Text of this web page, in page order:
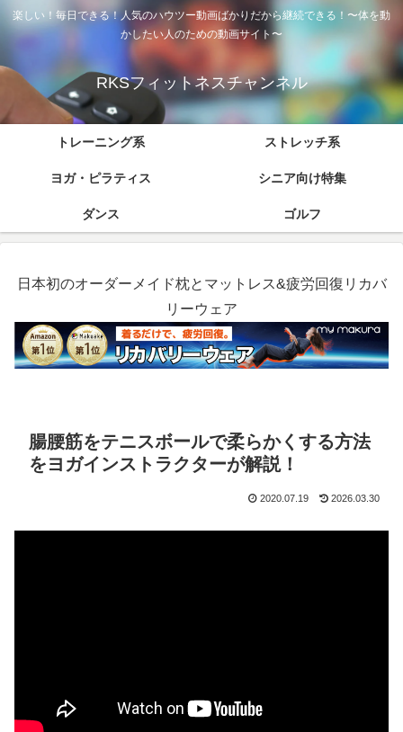
楽しい！毎日できる！人気のハウツー動画ばかりだから継続できる！〜体を動
かしたい人のための動画サイト〜
RKSフィットネスチャンネル
トレーニング系 ストレッチ系
ヨガ・ピラティス シニア向け特集
ダンス ゴルフ
日本初のオーダーメイド枕とマットレス&疲労回復リカバ
リーウェア
腸腰筋をテニスボールで柔らかくする方法
をヨガインストラクターが解説！
2020.07.19 2026.03.30